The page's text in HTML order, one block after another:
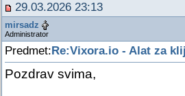
29.03.2026 23:13
mirsadz
Administrator
Predmet: Re:Vixora.io - Alat za
Pozdrav svima,